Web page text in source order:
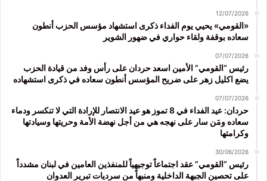
12/07/2026
«القومي» يحيي يوم الفداء ذكرى استشهاد مؤسس الحزب أنطون
سعاده بوقفة ولقاء حواري في ضهور الشوير
07/07/2026
رئيس “القومي” الأمين اسعد حردان على رأس وفد من قيادة الحزب
يضع اكليل زهر على ضريح المؤسس أنطون سعاده في ذكرى استشهاده
07/07/2026
حردان: عيد الفداء في 8 تموز هو عيد الانتصار للإرادة التي لا تنكسر ودماء
سعاده ومَن سار على نهجه هي من أجل نهضة الأمة وحريتها وسيادتها
وكرامتها
30/06/2026
رئيس “القومي” عقد اجتماعاً توجيهياً للمنفذين العامين في لبنان مشدداً
على تحصين الجبهة الداخلية ومنبهاً من سرديات تبرير العدوان